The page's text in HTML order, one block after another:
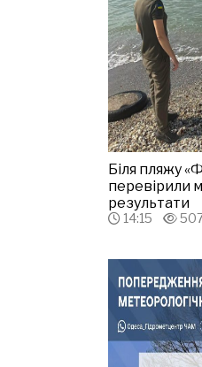
Біля пляжу
перевірили
результати
14:15